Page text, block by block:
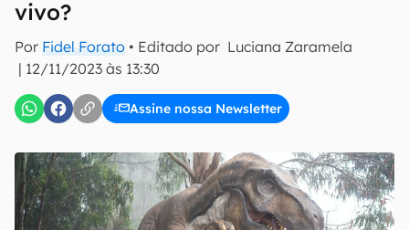
vivo?
Por Fidel Forato • Editado por Luciana Zaramela
| 12/11/2023 às 13:30
Assine nossa Newsletter
inscreva-se
Confirmo que li, aceito e concordo com os Termos de
Uso e Política de Privacidade do Canaltech.